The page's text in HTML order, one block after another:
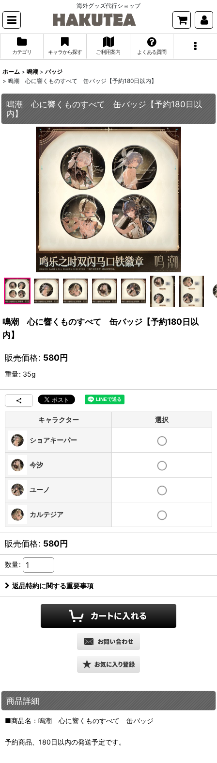
海外グッズ代行ショップ
カテゴリ キャラから探す ご利用案内 よくある質問
ホーム > 鳴潮 > バッジ
> 鳴潮 心に響くものすべて 缶バッジ【予約180日以内】
鳴潮 心に響くものすべて 缶バッジ【予約180日以
内】
鳴潮 心に響くものすべて 缶バッジ【予約180日以
内】
販売価格: 580円
重量: 35g
キャラクター 選択
ショアキーパー
今汐
ユーノ
カルテジア
販売価格: 580円
数量:
返品特約に関する重要事項
商品詳細
■商品名：鳴潮 心に響くものすべて 缶バッジ
予約商品、180日以内の発送予定です。